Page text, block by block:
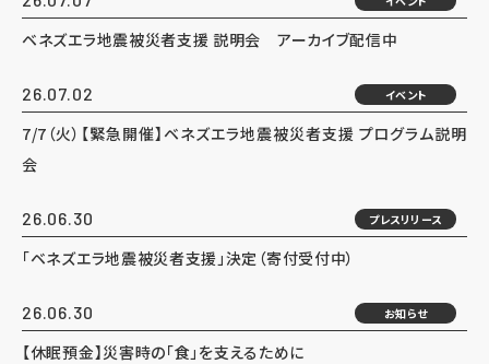
ベネズエラ地震被災者支援 説明会 アーカイブ配信中
26.07.02 イベント
7/7（火）【緊急開催】ベネズエラ地震被災者支援 プログラム説明
会
26.06.30 プレスリリース
「ベネズエラ地震被災者支援」決定（寄付受付中）
26.06.30 お知らせ
【休眠預金】災害時の「食」を支えるために